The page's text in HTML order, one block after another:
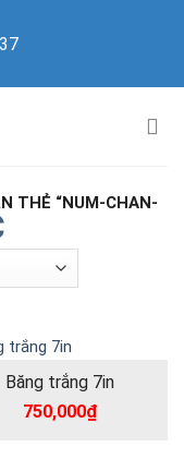
THẺ “NUM-CHAN-
Băng trắng 7in
750,000₫